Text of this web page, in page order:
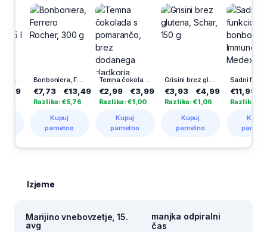
Bonboniera, Ferrero Rocher, 300 g
€7,73–€13,49
Razlika: €5,76
Kupuj
pametno
Temna čokolada s pomarančo, brez dodanega sladkorja, Kandit, 80 g
€2,99 –€3,99
Razlika: €1,00
Kupuj
pametno
Grisini brez glutena, Schar, 150 g
€3,93–€4,99
Razlika: €1,06
Kupuj
pametno
€11,99–
Razlika: €8,00
Kupuj
pametno
Izjeme
Marijino vnebovzetje, 15.
avg
manjka odpiralni
čas